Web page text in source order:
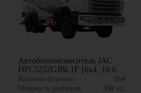
Автобетоносмеситель JAC
HFC5252GJBL1F [6x4, 10.67
м³]
Колёсная формула:
6x4
Мощность двигателя:
339 л.с.